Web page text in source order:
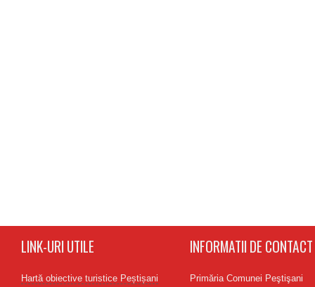
LINK-URI UTILE
Hartă obiective turistice Peștișani
INFORMATII DE CONTACT
Primăria Comunei Peştişani